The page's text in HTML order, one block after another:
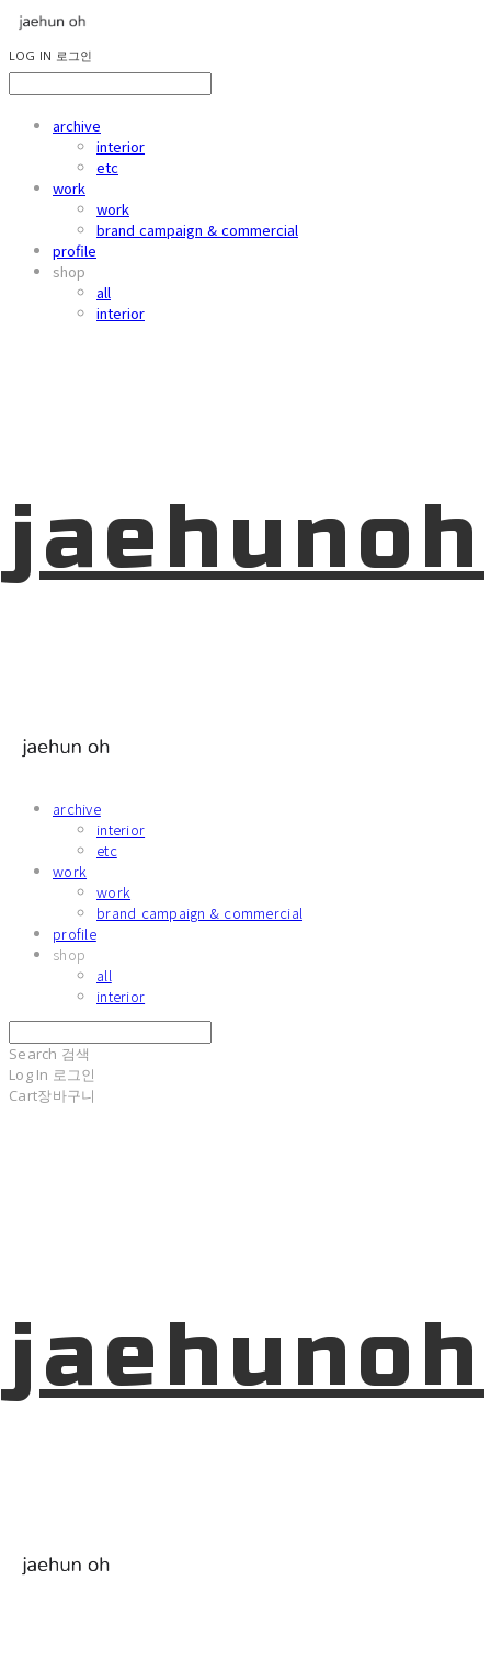
LOG IN 로그인
archive
interior
etc
work
work
brand campaign & commercial
profile
shop
all
interior
jaehunoh
archive
interior
etc
work
work
brand campaign & commercial
profile
shop
all
interior
Search 검색
Log In 로그인
Cart장바구니
jaehunoh